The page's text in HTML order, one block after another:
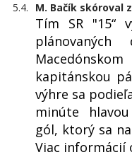
5.4. M. Bačík skóroval
Tím SR "15“
kapitánskou
výhre sa
minúte
gól, ktorý sa
Viac informácií